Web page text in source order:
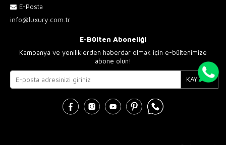
E-Posta
info@luxury.com.tr
E-Bülten Aboneliği
Kampanya ve yeniliklerden haberdar olmak için e-bültenimize
abone olun!
KAYIT OL